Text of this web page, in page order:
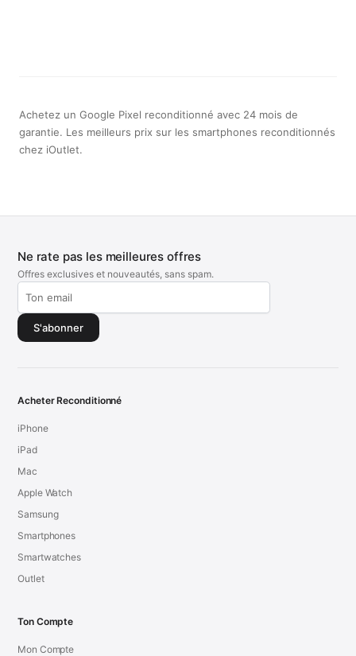
Achetez un Google Pixel reconditionné avec 24 mois de
garantie. Les meilleurs prix sur les smartphones reconditionnés
chez iOutlet.
Ne rate pas les meilleures offres
Offres exclusives et nouveautés, sans spam.
S'abonner
Acheter Reconditionné
iPhone
iPad
Mac
Apple Watch
Samsung
Smartphones
Smartwatches
Outlet
Ton Compte
Mon Compte